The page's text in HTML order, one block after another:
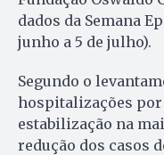
dados da Semana
junho a 5 de julho).
Segundo o
hospitalizações por
estabilização na
redução dos casos